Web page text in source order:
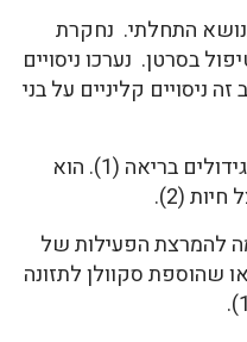
התחלתי. נחקרת
בסרטן. נערכו ניסויים
ניסויים קליניים על בני
המחקר הראה שהסקוולן מעכב גידולים בריאה (1). הוא
(2).
להמרצת הפעילות של
שהוספת סקוולן לתזונה